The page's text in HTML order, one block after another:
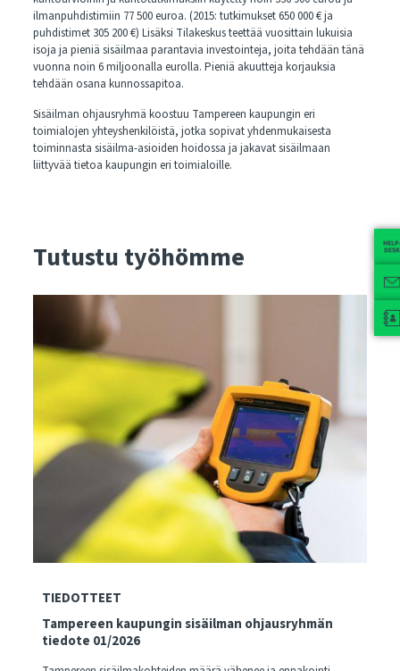
ilmanpuhdistimiin 77 500 euroa. (2015: tutkimukset 650 000 € ja
puhdistimet 305 200 €) Lisäksi Tilakeskus teettää vuosittain lukuisia
isoja ja pieniä sisäilmaa parantavia investointeja, joita tehdään tänä
vuonna noin 6 miljoonalla eurolla. Pieniä akuutteja korjauksia
tehdään osana kunnossapitoa.
Sisäilman ohjausryhmä koostuu Tampereen kaupungin eri
toimialojen yhteyshenkilöistä, jotka sopivat yhdenmukaisesta
toiminnasta sisäilma-asioiden hoidossa ja jakavat sisäilmaan
liittyvää tietoa kaupungin eri toimialoille.
Tutustu työhömme
TIEDOTTEET
Tampereen kaupungin sisäilman ohjausryhmän
tiedote 01/2026